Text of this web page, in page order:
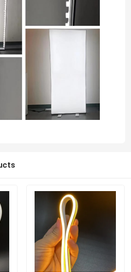
néon de LED
au néon
néon de silicone
du Cabinet LED
LED
mur de LED